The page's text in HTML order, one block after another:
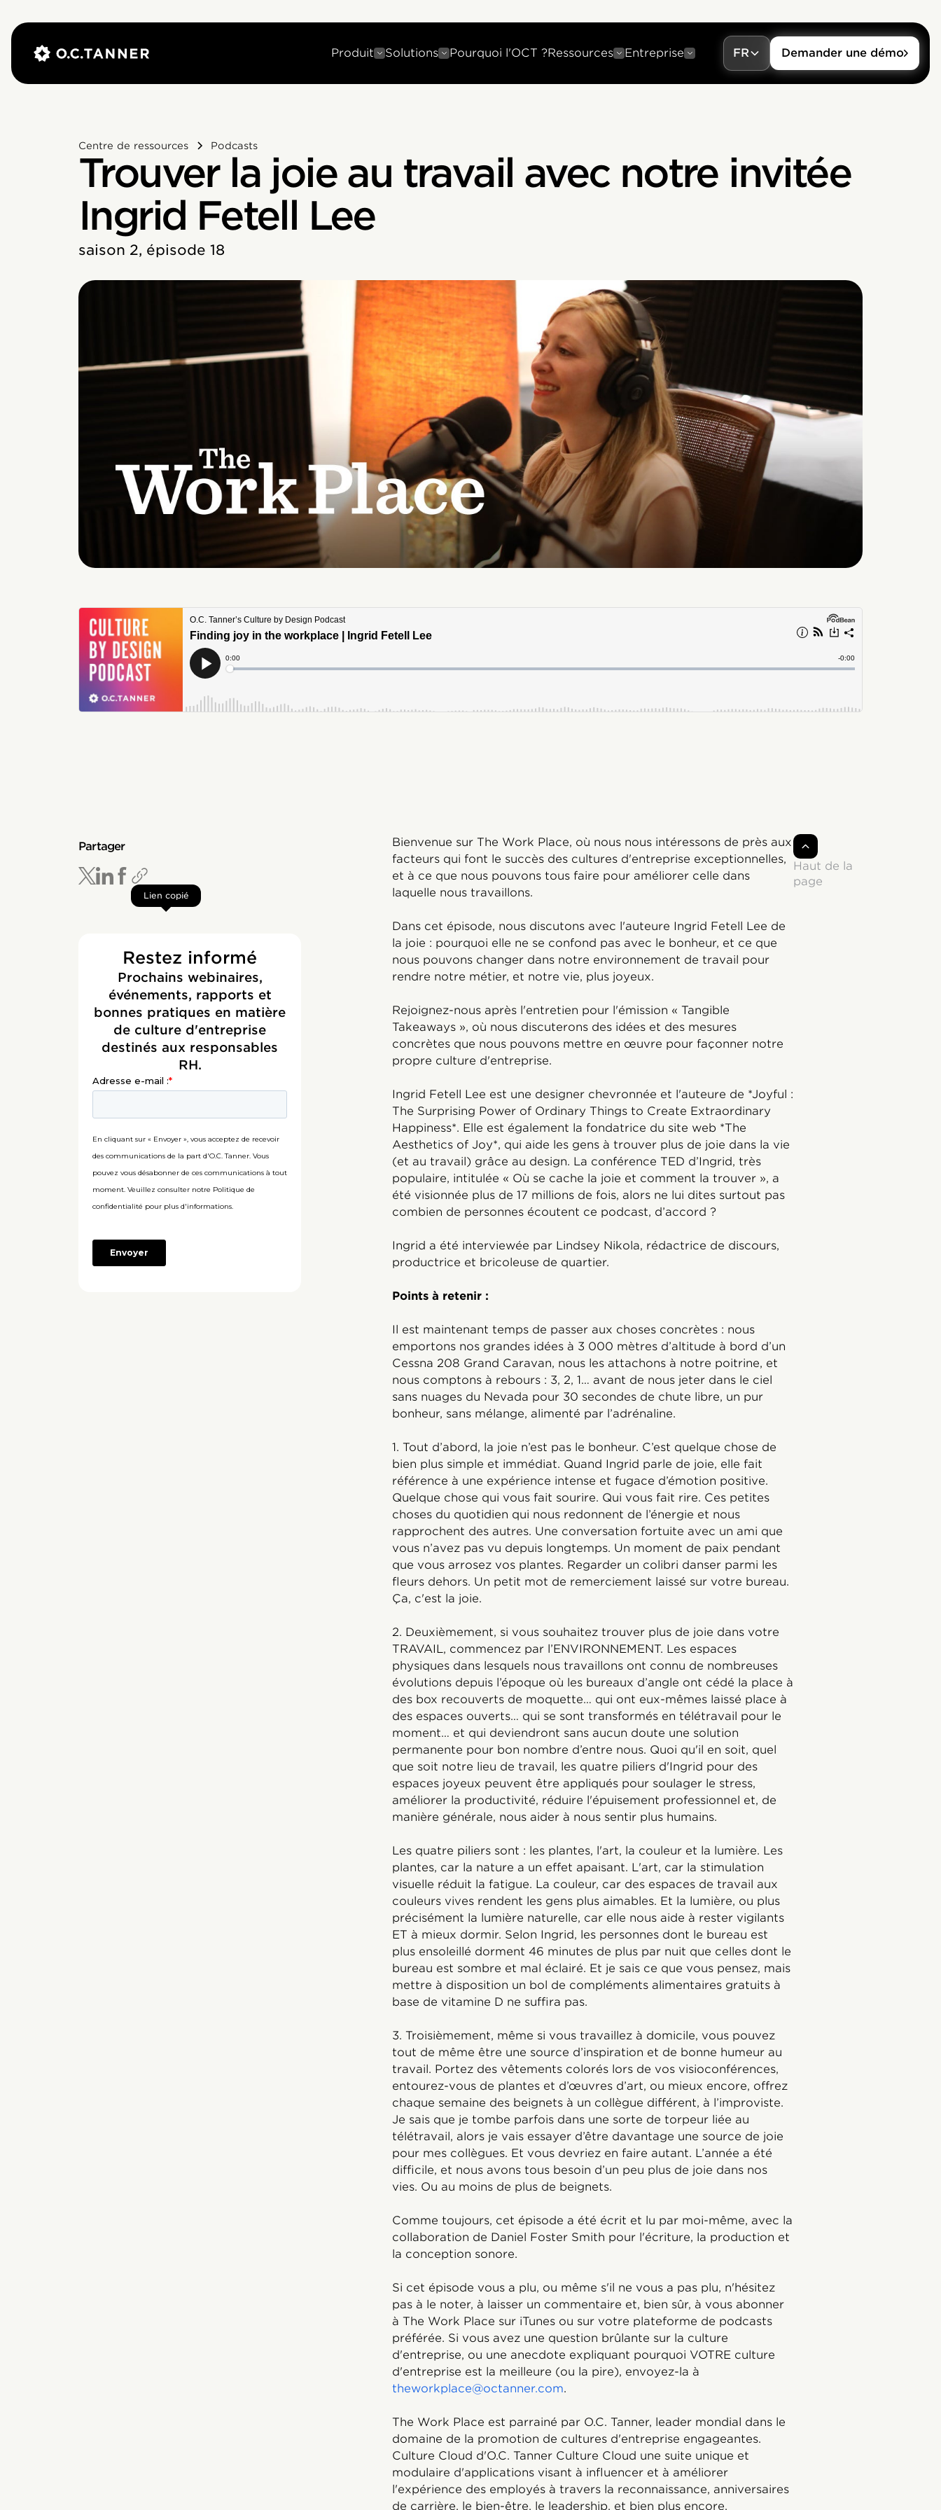
Produit Solutions Pourquoi l'OCT ?Ressources Entreprise FR Demander une démo
Centre de ressources Podcasts
Trouver la joie au travail avec notre invitée
Ingrid Fetell Lee
saison 2, épisode 18
Partager
Lien copié
Restez informé
Prochains webinaires,
événements, rapports et
bonnes pratiques en matière
de culture d'entreprise
destinés aux responsables
RH.
Bienvenue sur The Work Place, où nous nous intéressons de près aux
facteurs qui font le succès des cultures d'entreprise exceptionnelles,
et à ce que nous pouvons tous faire pour améliorer celle dans
laquelle nous travaillons.
Dans cet épisode, nous discutons avec l'auteure Ingrid Fetell Lee de
la joie : pourquoi elle ne se confond pas avec le bonheur, et ce que
nous pouvons changer dans notre environnement de travail pour
rendre notre métier, et notre vie, plus joyeux.
Rejoignez-nous après l'entretien pour l'émission « Tangible
Takeaways », où nous discuterons des idées et des mesures
concrètes que nous pouvons mettre en œuvre pour façonner notre
propre culture d'entreprise.
Ingrid Fetell Lee est une designer chevronnée et l'auteure de *Joyful :
The Surprising Power of Ordinary Things to Create Extraordinary
Happiness*. Elle est également la fondatrice du site web *The
Aesthetics of Joy*, qui aide les gens à trouver plus de joie dans la vie
(et au travail) grâce au design. La conférence TED d’Ingrid, très
populaire, intitulée « Où se cache la joie et comment la trouver », a
été visionnée plus de 17 millions de fois, alors ne lui dites surtout pas
combien de personnes écoutent ce podcast, d’accord ?
Ingrid a été interviewée par Lindsey Nikola, rédactrice de discours,
productrice et bricoleuse de quartier.
Points à retenir :
Il est maintenant temps de passer aux choses concrètes : nous
emportons nos grandes idées à 3 000 mètres d’altitude à bord d’un
Cessna 208 Grand Caravan, nous les attachons à notre poitrine, et
nous comptons à rebours : 3, 2, 1… avant de nous jeter dans le ciel
sans nuages du Nevada pour 30 secondes de chute libre, un pur
bonheur, sans mélange, alimenté par l’adrénaline.
1. Tout d’abord, la joie n’est pas le bonheur. C’est quelque chose de
bien plus simple et immédiat. Quand Ingrid parle de joie, elle fait
référence à une expérience intense et fugace d’émotion positive.
Quelque chose qui vous fait sourire. Qui vous fait rire. Ces petites
choses du quotidien qui nous redonnent de l’énergie et nous
rapprochent des autres. Une conversation fortuite avec un ami que
vous n’avez pas vu depuis longtemps. Un moment de paix pendant
que vous arrosez vos plantes. Regarder un colibri danser parmi les
fleurs dehors. Un petit mot de remerciement laissé sur votre bureau.
Ça, c'est la joie.
2. Deuxièmement, si vous souhaitez trouver plus de joie dans votre
TRAVAIL, commencez par l’ENVIRONNEMENT. Les espaces
physiques dans lesquels nous travaillons ont connu de nombreuses
évolutions depuis l’époque où les bureaux d’angle ont cédé la place à
des box recouverts de moquette… qui ont eux-mêmes laissé place à
des espaces ouverts… qui se sont transformés en télétravail pour le
moment… et qui deviendront sans aucun doute une solution
permanente pour bon nombre d’entre nous. Quoi qu'il en soit, quel
que soit notre lieu de travail, les quatre piliers d'Ingrid pour des
espaces joyeux peuvent être appliqués pour soulager le stress,
améliorer la productivité, réduire l'épuisement professionnel et, de
manière générale, nous aider à nous sentir plus humains.
Les quatre piliers sont : les plantes, l'art, la couleur et la lumière. Les
plantes, car la nature a un effet apaisant. L'art, car la stimulation
visuelle réduit la fatigue. La couleur, car des espaces de travail aux
couleurs vives rendent les gens plus aimables. Et la lumière, ou plus
précisément la lumière naturelle, car elle nous aide à rester vigilants
ET à mieux dormir. Selon Ingrid, les personnes dont le bureau est
plus ensoleillé dorment 46 minutes de plus par nuit que celles dont le
bureau est sombre et mal éclairé. Et je sais ce que vous pensez, mais
mettre à disposition un bol de compléments alimentaires gratuits à
base de vitamine D ne suffira pas.
3. Troisièmement, même si vous travaillez à domicile, vous pouvez
tout de même être une source d’inspiration et de bonne humeur au
travail. Portez des vêtements colorés lors de vos visioconférences,
entourez-vous de plantes et d’œuvres d’art, ou mieux encore, offrez
chaque semaine des beignets à un collègue différent, à l’improviste.
Je sais que je tombe parfois dans une sorte de torpeur liée au
télétravail, alors je vais essayer d’être davantage une source de joie
pour mes collègues. Et vous devriez en faire autant. L’année a été
difficile, et nous avons tous besoin d’un peu plus de joie dans nos
vies. Ou au moins de plus de beignets.
Comme toujours, cet épisode a été écrit et lu par moi-même, avec la
collaboration de Daniel Foster Smith pour l'écriture, la production et
la conception sonore.
Si cet épisode vous a plu, ou même s'il ne vous a pas plu, n'hésitez
pas à le noter, à laisser un commentaire et, bien sûr, à vous abonner
à The Work Place sur iTunes ou sur votre plateforme de podcasts
préférée. Si vous avez une question brûlante sur la culture
d'entreprise, ou une anecdote expliquant pourquoi VOTRE culture
d'entreprise est la meilleure (ou la pire), envoyez-la à
theworkplace@octanner.com.
The Work Place est parrainé par O.C. Tanner, leader mondial dans le
domaine de la promotion de cultures d'entreprise engageantes.
Culture Cloud d'O.C. Tanner Culture Cloud une suite unique et
modulaire d'applications visant à influencer et à améliorer
l'expérience des employés à travers la reconnaissance, anniversaires
de carrière, le bien-être, le leadership, et bien plus encore.
Haut de la
page